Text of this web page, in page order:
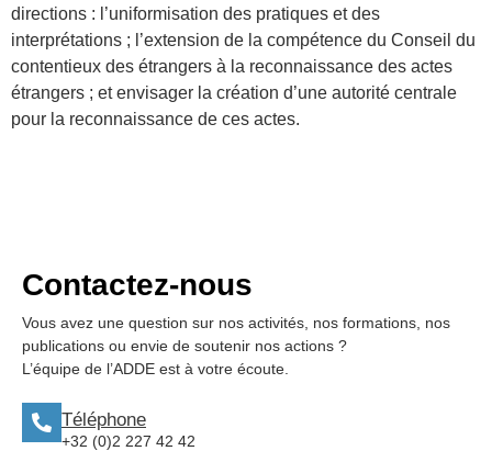
directions : l’uniformisation des pratiques et des
interprétations ; l’extension de la compétence du Conseil du
contentieux des étrangers à la reconnaissance des actes
étrangers ; et envisager la création d’une autorité centrale
pour la reconnaissance de ces actes.
Contactez-nous
Vous avez une question sur nos activités, nos formations, nos
publications ou envie de soutenir nos actions ?
L’équipe de l’ADDE est à votre écoute.
Téléphone
+32 (0)2 227 42 42